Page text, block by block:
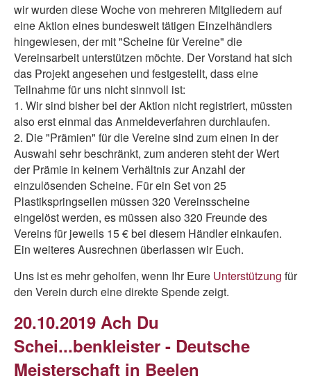
wir wurden diese Woche von mehreren Mitgliedern auf
eine Aktion eines bundesweit tätigen Einzelhändlers
hingewiesen, der mit "Scheine für Vereine" die
Vereinsarbeit unterstützen möchte. Der Vorstand hat sich
das Projekt angesehen und festgestellt, dass eine
Teilnahme für uns nicht sinnvoll ist:
1. Wir sind bisher bei der Aktion nicht registriert, müssten
also erst einmal das Anmeldeverfahren durchlaufen.
2. Die "Prämien" für die Vereine sind zum einen in der
Auswahl sehr beschränkt, zum anderen steht der Wert
der Prämie in keinem Verhältnis zur Anzahl der
einzulösenden Scheine. Für ein Set von 25
Plastikspringseilen müssen 320 Vereinsscheine
eingelöst werden, es müssen also 320 Freunde des
Vereins für jeweils 15 € bei diesem Händler einkaufen.
Ein weiteres Ausrechnen überlassen wir Euch.
Uns ist es mehr geholfen, wenn Ihr Eure Unterstützung für
den Verein durch eine direkte Spende zeigt.
20.10.2019 Ach Du
Schei...benkleister - Deutsche
Meisterschaft in Beelen